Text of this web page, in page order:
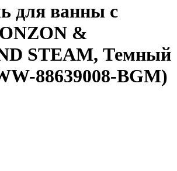
для ванны с
&
STEAM, Темный
88639008-BGM)